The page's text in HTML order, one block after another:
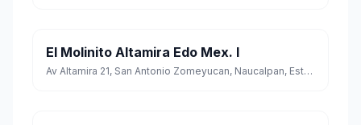
El Molinito Altamira Edo Mex. I
Av Altamira 21, San Antonio Zomeyucan, Naucalpan, Estado de México